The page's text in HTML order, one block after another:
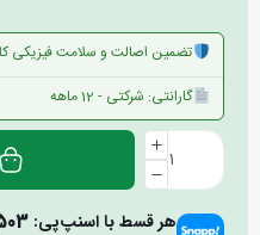
تضمین اصالت و سلامت فیزیکی
گارانتی: شرکتی - 12 ماهه
هر قسط با اسنپ‌پی: